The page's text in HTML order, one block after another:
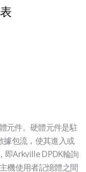
元件。硬體元件是駐
據包流，使其進入或
即Arkville DPDK輪詢
機使用者記憶體之間